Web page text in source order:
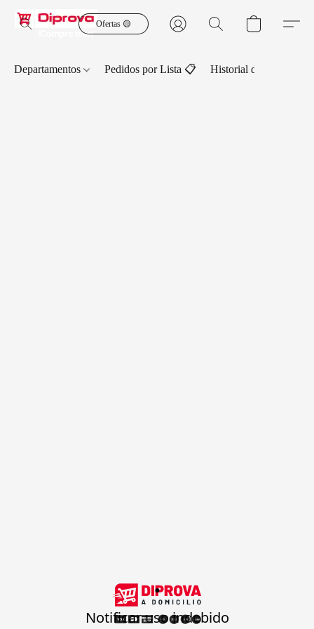
Ofertas 🟡
Departamentos Pedidos por Lista 📋 Historial de Pedidos
.
Notificar uso indebido